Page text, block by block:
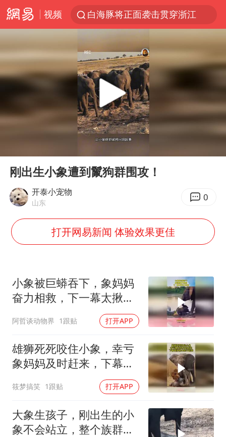
视频
白海豚将正面袭击贯穿浙江
名创优品一次性内裤 颜面尽失
女子网购名牌包发现是自己丢的那只
香港宏福苑火灾或由烟头引起
浙江台州《告全体市民书》
郑丽文：台湾从来没有“独立”过
多个明星演唱会取消
女儿为争财产堵门阻挠父亲出殡
上海轮渡全线停航
制冰厂工人旺季能月入一万三
人民的健康、体质、幸福一脉相承
Play
刚出生小象遭到鬣狗群围攻！
开泰小宠物
山东 0
打开网易新闻 体验效果更佳
小象被巨蟒吞下，象妈妈
奋力相救，下一幕太揪心
阿哲谈动物界 1跟贴 打开APP
雄狮死死咬住小象，幸亏
象妈妈及时赶来，下幕雄
筱梦搞笑 1跟贴 打开APP
大象生孩子，刚出生的小
象不会站立，整个族群帮